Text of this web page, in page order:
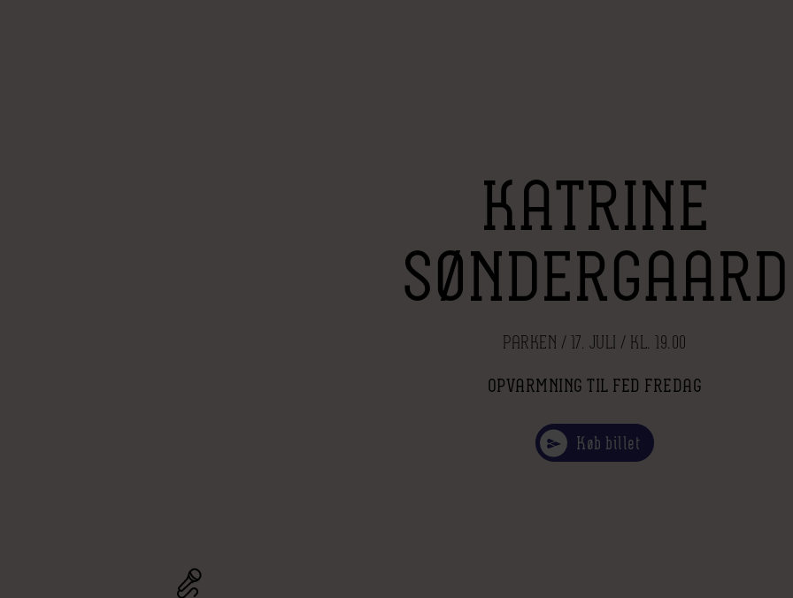
KATRINE
SØNDERGAARD
PARKEN / 17. JULI / KL. 19.00
OPVARMNING TIL FED FREDAG
Køb billet